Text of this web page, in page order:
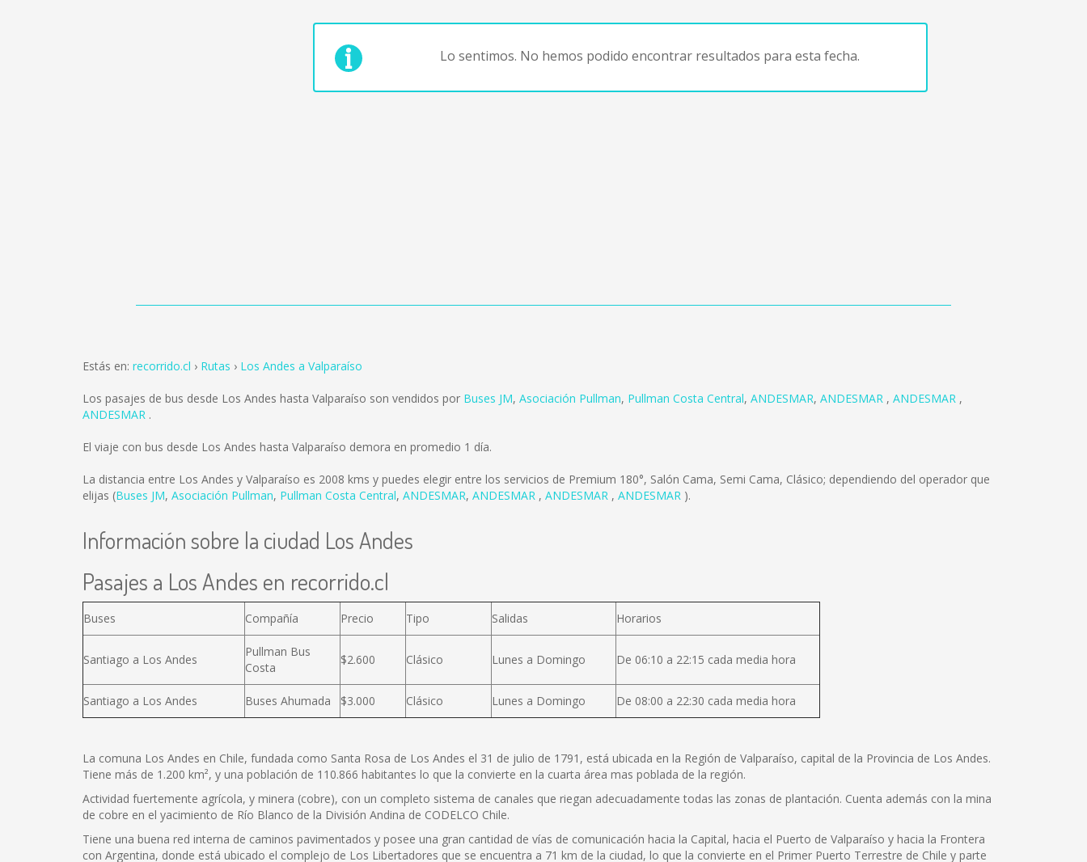
Lo sentimos. No hemos podido encontrar resultados para esta fecha.
Estás en: recorrido.cl Rutas Los Andes a Valparaíso
Los pasajes de bus desde Los Andes hasta Valparaíso son vendidos por Buses JM, Asociación Pullman, Pullman Costa Central, ANDESMAR, ANDESMAR , ANDESMAR ,
ANDESMAR .
El viaje con bus desde Los Andes hasta Valparaíso demora en promedio 1 día.
La distancia entre Los Andes y Valparaíso es 2008 kms y puedes elegir entre los servicios de Premium 180°, Salón Cama, Semi Cama, Clásico; dependiendo del operador que
elijas (Buses JM, Asociación Pullman, Pullman Costa Central, ANDESMAR, ANDESMAR , ANDESMAR , ANDESMAR ).
Información sobre la ciudad Los Andes
Pasajes a Los Andes en recorrido.cl
Buses Compañía Precio Tipo Salidas Horarios
Santiago a Los Andes
Pullman Bus
Costa
$2.600 Clásico Lunes a Domingo De 06:10 a 22:15 cada media hora
Santiago a Los Andes Buses Ahumada $3.000 Clásico Lunes a Domingo De 08:00 a 22:30 cada media hora
La comuna Los Andes en Chile, fundada como Santa Rosa de Los Andes el 31 de julio de 1791, está ubicada en la Región de Valparaíso, capital de la Provincia de Los Andes.
Tiene más de 1.200 km², y una población de 110.866 habitantes lo que la convierte en la cuarta área mas poblada de la región.
Actividad fuertemente agrícola, y minera (cobre), con un completo sistema de canales que riegan adecuadamente todas las zonas de plantación. Cuenta además con la mina
de cobre en el yacimiento de Río Blanco de la División Andina de CODELCO Chile.
Tiene una buena red interna de caminos pavimentados y posee una gran cantidad de vías de comunicación hacia la Capital, hacia el Puerto de Valparaíso y hacia la Frontera
con Argentina, donde está ubicado el complejo de Los Libertadores que se encuentra a 71 km de la ciudad, lo que la convierte en el Primer Puerto Terrestre de Chile y parte